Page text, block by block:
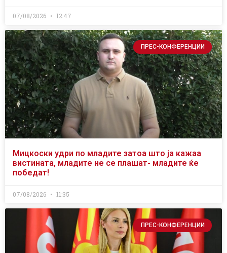
07/08/2026 12:47
ПРЕС-КОНФЕРЕНЦИИ
Мицкоски удри по младите затоа што ја кажаа
вистината, младите не се плашат- младите ќе
победат!
07/08/2026 11:35
ПРЕС-КОНФЕРЕНЦИИ